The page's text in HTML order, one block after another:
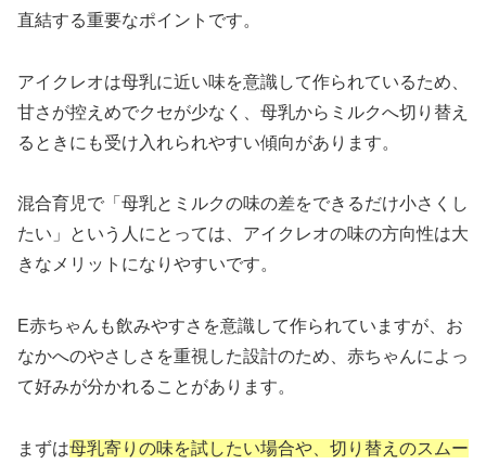
直結する重要なポイントです。
アイクレオは母乳に近い味を意識して作られているため、
甘さが控えめでクセが少なく、母乳からミルクへ切り替え
るときにも受け入れられやすい傾向があります。
混合育児で「母乳とミルクの味の差をできるだけ小さくし
たい」という人にとっては、アイクレオの味の方向性は大
きなメリットになりやすいです。
E赤ちゃんも飲みやすさを意識して作られていますが、お
なかへのやさしさを重視した設計のため、赤ちゃんによっ
て好みが分かれることがあります。
まずは母乳寄りの味を試したい場合や、切り替えのスムー